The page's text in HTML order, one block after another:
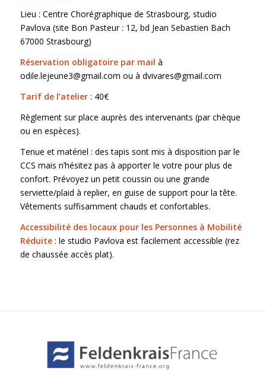
Lieu : Centre Chorégraphique de Strasbourg, studio
Pavlova (site Bon Pasteur : 12, bd Jean Sebastien Bach
67000 Strasbourg)
Réservation obligatoire par mail à
odile.lejeune3@gmail.com ou à dvivares@gmail.com
Tarif de l’atelier: 40€
Règlement sur place auprès des intervenants (par chèque
ou en espèces).
Tenue et matériel : des tapis sont mis à disposition par le
CCS mais n’hésitez pas à apporter le votre pour plus de
confort. Prévoyez un petit coussin ou une grande
serviette/plaid à replier, en guise de support pour la tête.
Vêtements suffisamment chauds et confortables.
Accessibilité des locaux pour les Personnes à Mobilité
Réduite: le studio Pavlova est facilement accessible (rez
de chaussée accès plat).